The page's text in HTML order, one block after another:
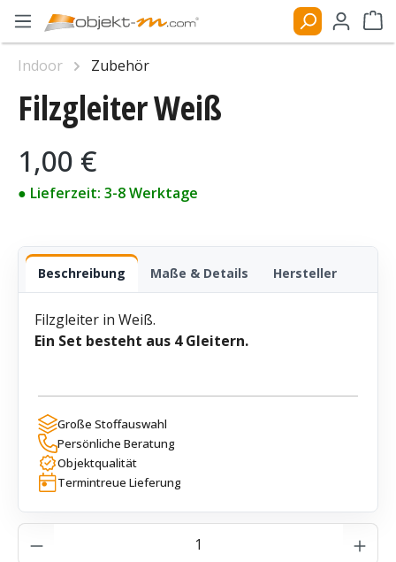
Zum Hauptinhalt springen
Filzgleiter Weiß
Regulärer Preis:
1,00 €
● Lieferzeit: 3-8 Werktage
Beschreibung Maße & Details Hersteller
Filzgleiter in Weiß.
Ein Set besteht aus 4 Gleitern.
Große Stoffauswahl
Persönliche Beratung
Objektqualität
Termintreue Lieferung
Produkt Anzahl: Gib den gewünschten
Indoor Zubehör